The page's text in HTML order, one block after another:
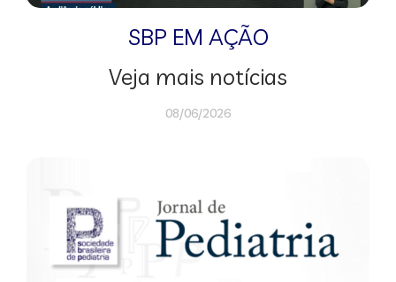
SBP EM AÇÃO
Veja mais notícias
08/06/2026